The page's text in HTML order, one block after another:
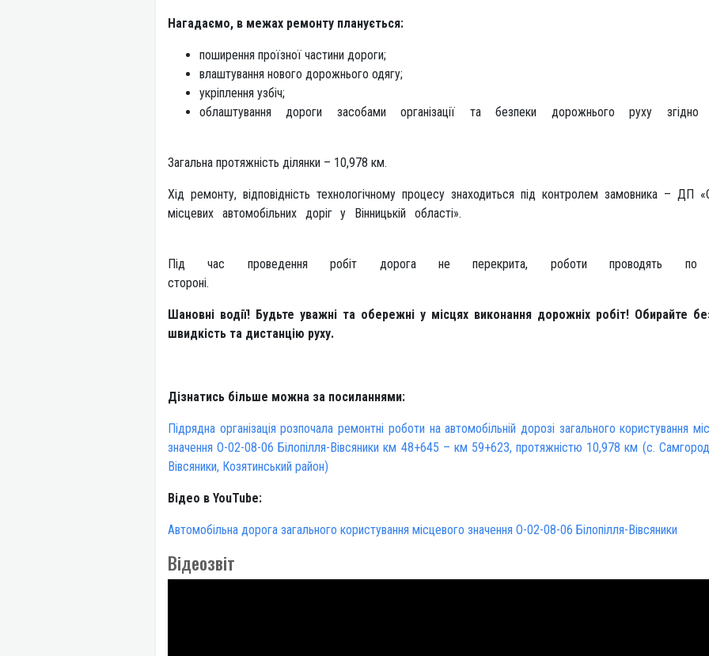
Нагадаємо, в межах ремонту планується:
поширення проїзної частини дороги;
влаштування нового дорожнього одягу;
укріплення узбіч;
облаштування дороги засобами організації та безпеки дорожнього руху
Загальна протяжність ділянки – 10,978 км.
Хід ремонту, відповідність технологічному процесу знаходиться під контролем замовника – ДП
місцевих автомобільних доріг у Вінницькій
Під час проведення робіт дорога не перекрита, роботи проводять по
стороні.
Шановні водії! Будьте уважні та обережні у місцях виконання дорожніх робіт! Обирайте
швидкість та дистанцію руху.
Дізнатись більше можна за посиланнями:
Підрядна організація розпочала ремонтні роботи на автомобільній дорозі загального користування
значення О-02-08-06 Білопілля-Вівсяники км 48+645 – км 59+623, протяжністю 10,978 км (с.
Вівсяники, Козятинський район)
Відео в YouTube:
Автомобільна дорога загального користування місцевого значення О-02-08-06 Білопілля-Вівсяники
Відеозвіт